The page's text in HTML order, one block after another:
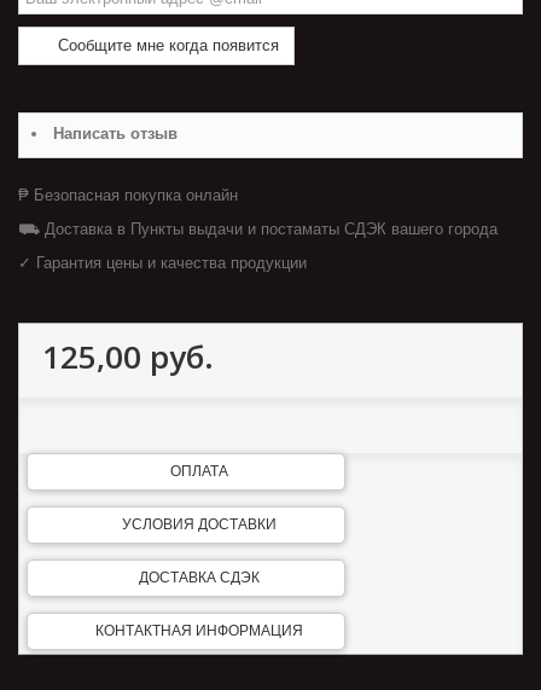
Сообщите мне когда появится
Написать отзыв
₱ Безопасная покупка онлайн
⛟ Доставка в Пункты выдачи и постаматы СДЭК вашего города
✓ Гарантия цены и качества продукции
125,00 руб.
ОПЛАТА
УСЛОВИЯ ДОСТАВКИ
ДОСТАВКА СДЭК
КОНТАКТНАЯ ИНФОРМАЦИЯ